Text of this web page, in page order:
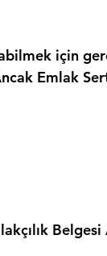
için
Emlak